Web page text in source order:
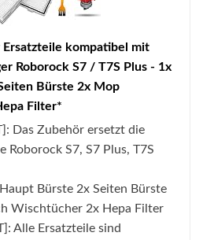
kompatibel mit
Roborock S7 / T7S Plus - 1x
Bürste 2x Mop
Filter*
Das Zubehör ersetzt die
Roborock S7, S7 Plus, T7S
Bürste 2x Seiten Bürste
Wischtücher 2x Hepa Filter
Alle Ersatzteile sind